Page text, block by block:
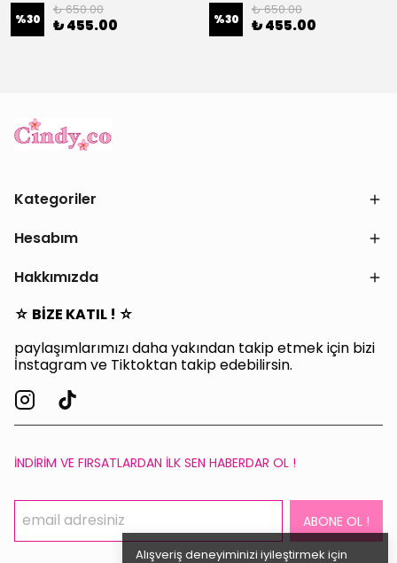
Alışveriş deneyiminizi iyileştirmek için
%30
₺ 650.00
₺ 455.00 %30
₺ 650.00
₺ 455.00
Kategoriler
Hesabım
Hakkımızda
☆ BİZE KATIL ! ☆
paylaşımlarımızı daha yakından takip etmek için bizi
İnstagram ve Tiktoktan takip edebilirsin.
İNDİRİM VE FIRSATLARDAN İLK SEN HABERDAR OL !
ABONE OL !